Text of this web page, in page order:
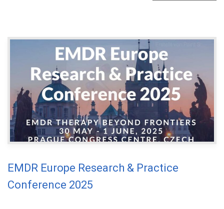
EMDR Europe Research & Practice
Conference 2025